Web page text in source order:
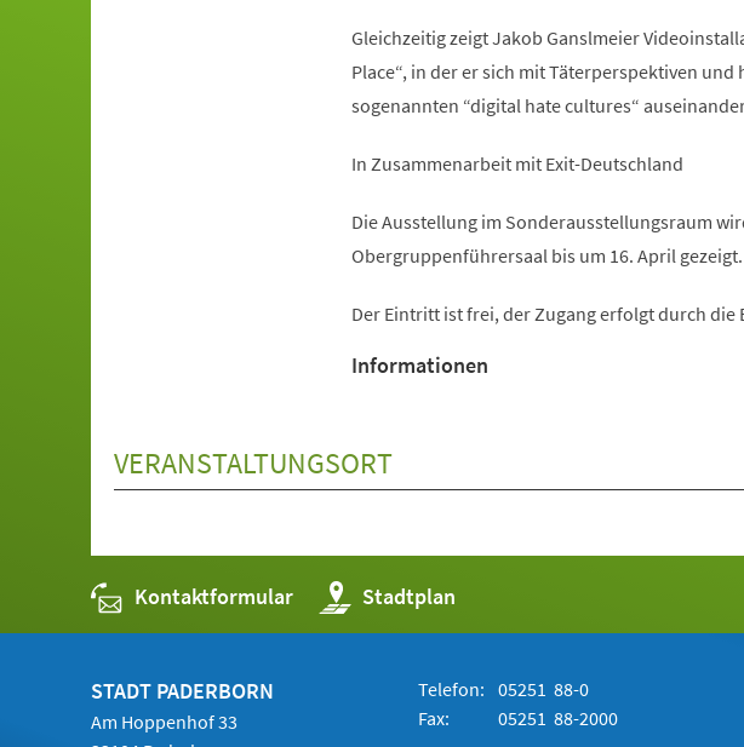
Gleichzeitig zeigt Jakob Ganslmeier
Place“, in der er sich mit Täterperspektiven
sogenannten “digital hate cultures“
In Zusammenarbeit mit Exit-Deutschland
Die Ausstellung im Sonderausstellungsraum
Obergruppenführersaal bis um 16. April gezeigt.
Der Eintritt ist frei, der Zugang erfolgt durch die
Informationen
VERANSTALTUNGSORT
Kontaktformular Stadtplan
(Öffnet
in
einem
STADT PADERBORN
Am Hoppenhof 33
Telefon: 05251 88-0
Fax:
05251 88-2000